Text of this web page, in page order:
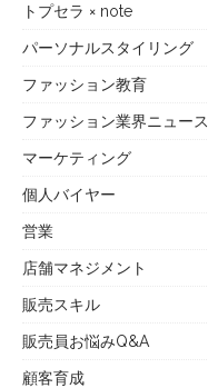
トプセラ × note
パーソナルスタイリング
ファッション教育
ファッション業界ニュース
マーケティング
個人バイヤー
営業
店舗マネジメント
販売スキル
販売員お悩みQ&A
顧客育成